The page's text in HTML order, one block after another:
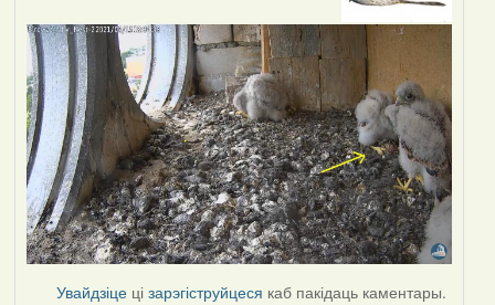
Увайдзіце цізарэгіструйцеся каб пакідаць каментары.